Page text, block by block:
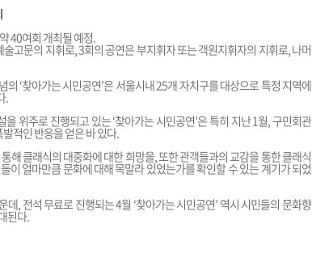
40여회 개최될 예정.
고문의 지휘로, 3회의 공연은 부지휘자 또는 객원지휘자의 지휘로, 나머
‘찾아가는 시민공연’은 서울시내 25개 자치구를 대상으로 특정 지역에
.
위주로 진행되고 있는 ‘찾아가는 시민공연’은 특히 지난 1월, 구민회관
적인 반응을 얻은 바 있다.
해 클래식의 대중화에 대한 희망을, 또한 관객들과의 교감을 통한 클래식
이 얼마만큼 문화에 대해 목말라 있었는가를 확인할 수 있는 계기가 되었
, 전석 무료로 진행되는 4월 ‘찾아가는 시민공연’ 역시 시민들의 문화향
된다.